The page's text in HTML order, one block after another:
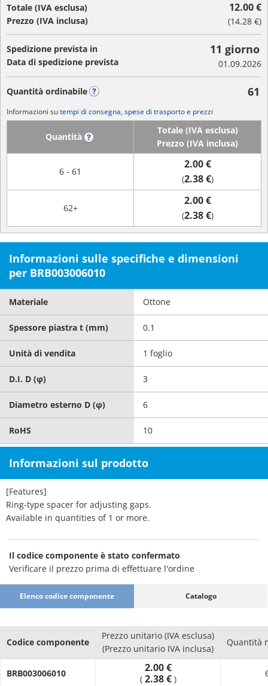
Totale (IVA esclusa)
Prezzo (IVA inclusa)
12.00 €
(14.28 €)
Spedizione prevista in
Data di spedizione prevista
11 giorno
01.09.2026
Quantità ordinabile 61
Informazioni sutempi di consegna, spese di trasportoe prezzi
Quantità
Totale (IVA esclusa)
Prezzo (IVA inclusa)
6 - 61
2.00 €
(2.38 €)
62+
2.00 €
(2.38 €)
Informazioni sulle specifiche e dimensioni
per BRB003006010
Materiale Ottone
Spessore piastra t (mm) 0.1
Unità di vendita 1 foglio
D.I. D (φ) 3
Diametro esterno D (φ) 6
RoHS 10
Informazioni sul prodotto
[Features]
Ring-type spacer for adjusting gaps.
Available in quantities of 1 or more.
Il codice componente è stato confermato
Verificare il prezzo prima di effettuare l'ordine
Elenco codice componente Catalogo
Codice componente
Prezzo unitario (IVA esclusa)
(Prezzo unitario IVA inclusa)
Quantità
BRB003006010 2.00 €
( 2.38 € )